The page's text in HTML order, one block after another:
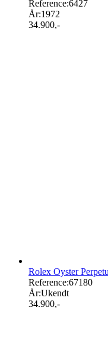
Reference:6427
År:1972
34.900,-
Rolex Oyster
Reference:67180
År:Ukendt
34.900,-